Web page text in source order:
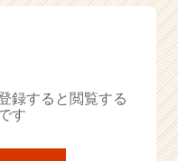
録すると閲覧する
す